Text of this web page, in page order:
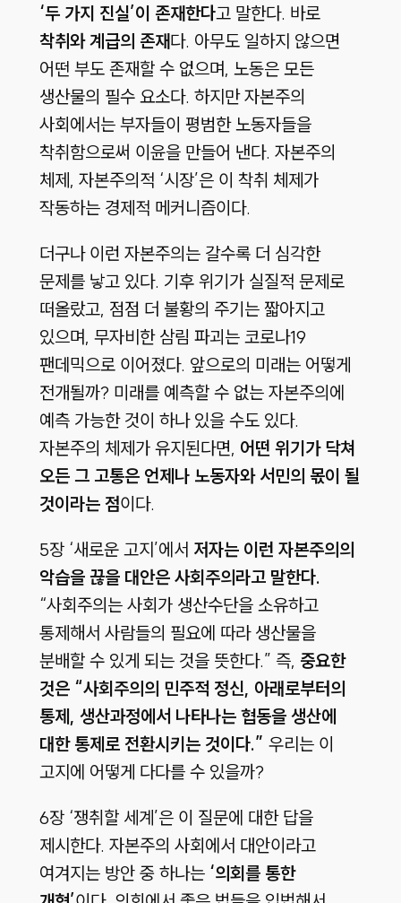
‘두 가지 진실’이 존재한다고 말한다. 바로
착취와 계급의 존재다. 아무도 일하지 않으면
어떤 부도 존재할 수 없으며, 노동은 모든
생산물의 필수 요소다. 하지만 자본주의
사회에서는 부자들이 평범한 노동자들을
착취함으로써 이윤을 만들어 낸다. 자본주의
체제, 자본주의적 ‘시장’은 이 착취 체제가
작동하는 경제적 메커니즘이다.
더구나 이런 자본주의는 갈수록 더 심각한
문제를 낳고 있다. 기후 위기가 실질적 문제로
떠올랐고, 점점 더 불황의 주기는 짧아지고
있으며, 무자비한 삼림 파괴는 코로나19
팬데믹으로 이어졌다. 앞으로의 미래는 어떻게
전개될까? 미래를 예측할 수 없는 자본주의에
예측 가능한 것이 하나 있을 수도 있다.
자본주의 체제가 유지된다면, 어떤 위기가 닥쳐
오든 그 고통은 언제나 노동자와 서민의 몫이 될
것이라는 점이다.
5장 ‘새로운 고지’에서 저자는 이런 자본주의의
악습을 끊을 대안은 사회주의라고 말한다.
“사회주의는 사회가 생산수단을 소유하고
통제해서 사람들의 필요에 따라 생산물을
분배할 수 있게 되는 것을 뜻한다.” 즉, 중요한
것은 “사회주의의 민주적 정신, 아래로부터의
통제, 생산과정에서 나타나는 협동을 생산에
대한 통제로 전환시키는 것이다.” 우리는 이
고지에 어떻게 다다를 수 있을까?
6장 ‘쟁취할 세계’은 이 질문에 대한 답을
제시한다. 자본주의 사회에서 대안이라고
여겨지는 방안 중 하나는 ‘의회를 통한